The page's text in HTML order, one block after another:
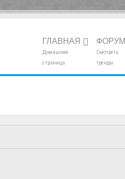
ГЛАВНАЯ
Домашняя
страница
ФОРУМ
Смотреть
тренды